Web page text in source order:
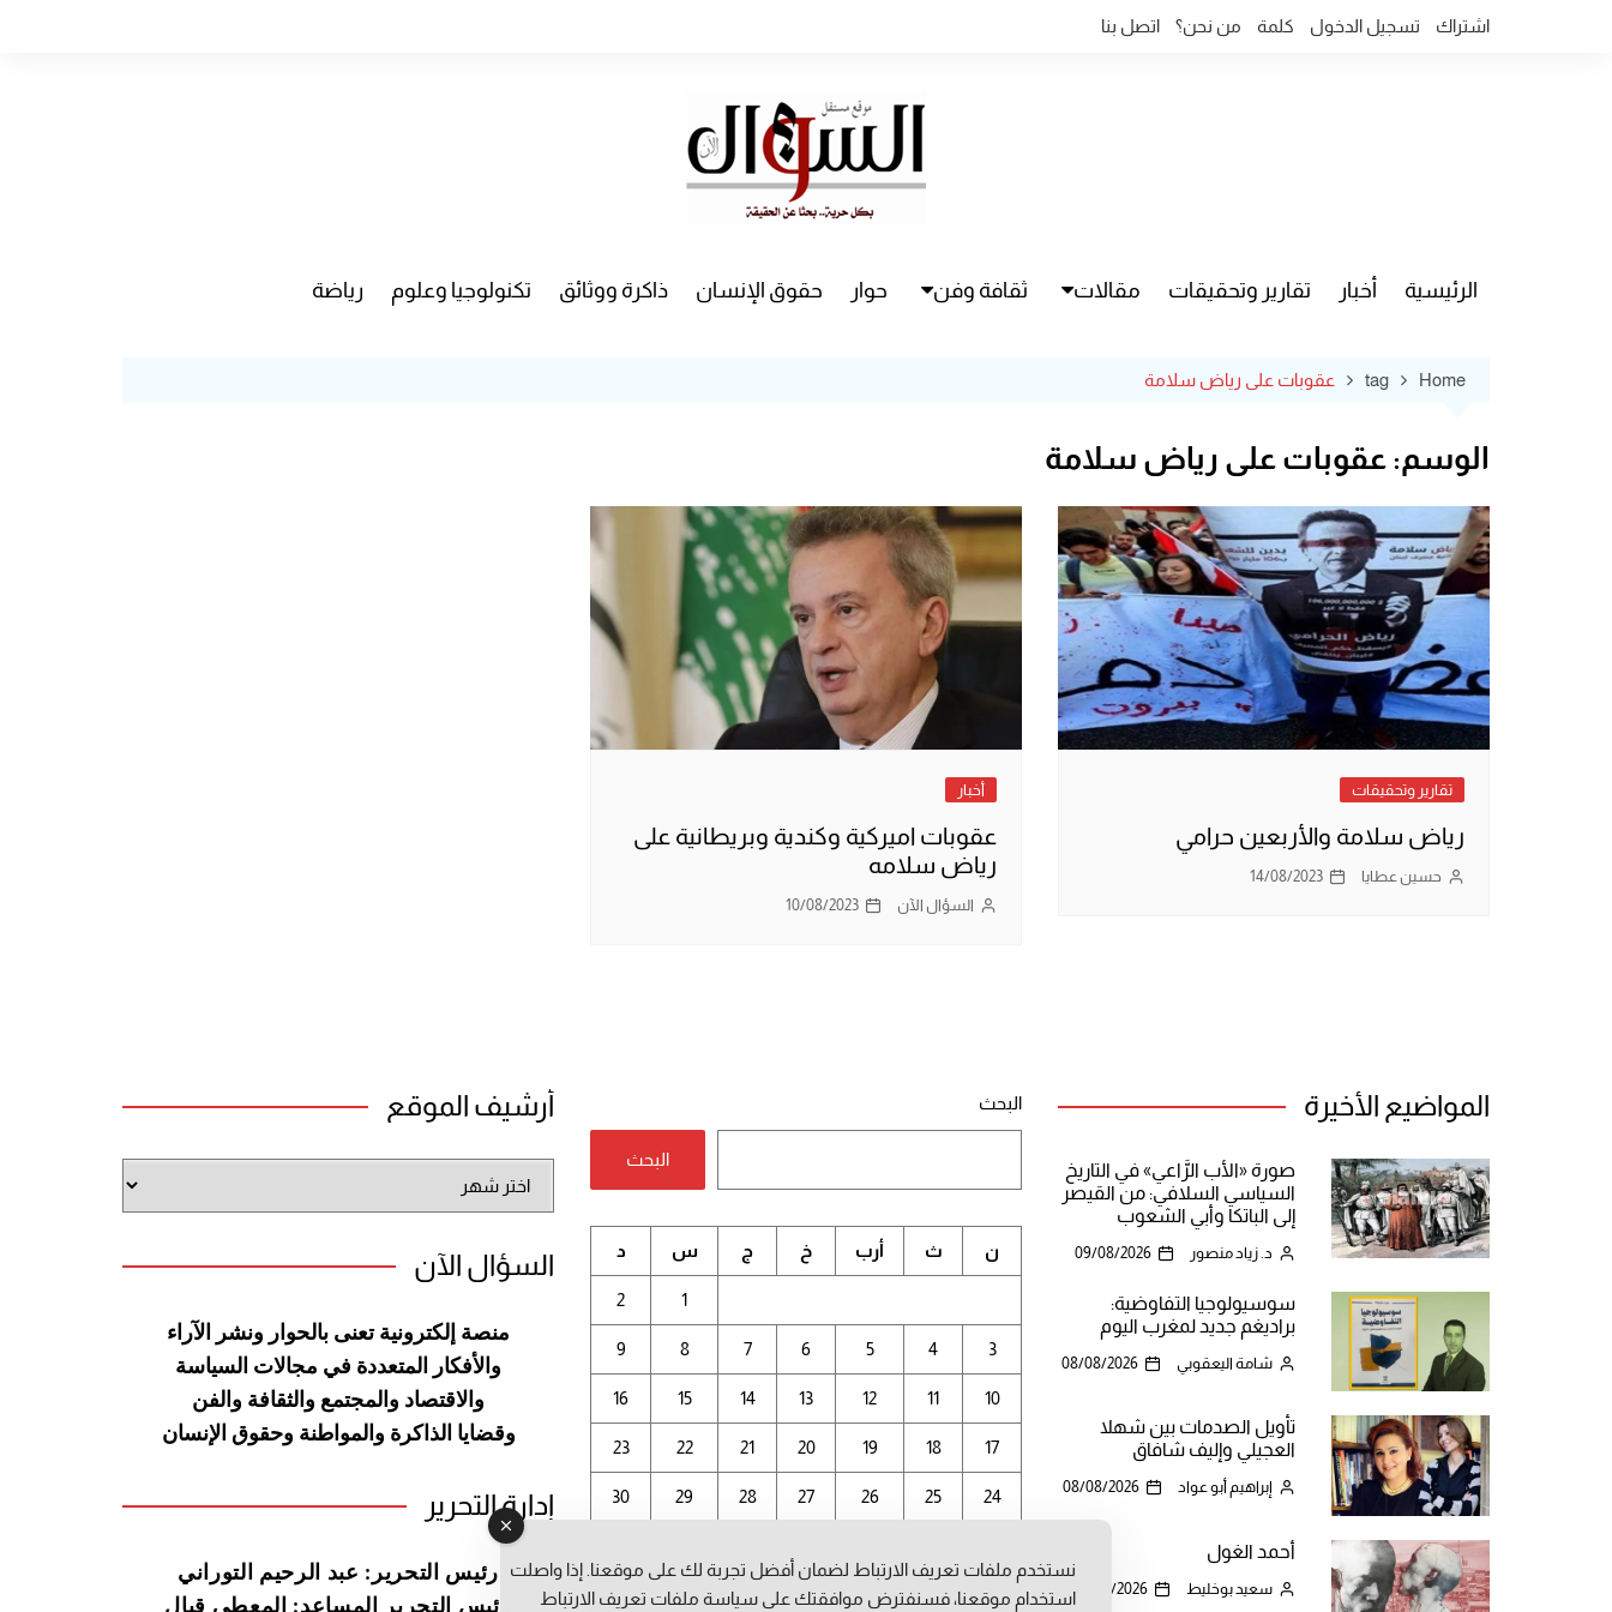
اشتراك تسجيل الدخول كلمة من نحن؟ اتصل بنا
الرئيسية أخبار تقارير وتحقيقات مقالات ثقافة وفن حوار حقوق الإنسان ذاكرة ووثائق تكنولوجيا وعلوم رياضة
Home
tag عقوبات على رياض سلامة
الوسم: عقوبات على رياض سلامة
تقارير وتحقيقات
رياض سلامة والأربعين حرامي
حسين عطايا 14/08/2023
أخبار
عقوبات اميركية وكندية وبريطانية على
رياض سلامه
السؤال الآن 10/08/2023
المواضيع الأخيرة
صورة «الأب الرَّاعي» في التاريخ
السياسي السلافي: من القيصر
إلى الباتكا وأبي الشعوب
د. زياد منصور 09/08/2026
سوسيولوجيا التفاوضية:
براديغم جديد لمغرب اليوم
شامة اليعقوبي 08/08/2026
تأويل الصدمات بين شهلا
العجيلي وإليف شافاق
إبراهيم أبو عواد 08/08/2026
أحمد الغول
سعيد بوخليط 08/08/2026
البحث
البحث
أغسطس 2026
ن ث أرب خ ج س د
1
2
3
4
5
6
7
8
9
10
11
12
13
14
15
16
17
18
19
20
21
22
23
24
25
26
27
28
29
30
أرشيف الموقع
الموقع
السؤال الآن
منصة إلكترونية تعنى بالحوار ونشر
الآراء
والأفكار المتعددة في مجالات السياسة
والاقتصاد والمجتمع والثقافة والفن
وقضايا الذاكرة والمواطنة وحقوق الإنسان
إدارة التحرير
رئيس التحرير: عبد الرحيم التوراني
رئيس التحرير المساعد: المعطي قبال
نستخدم ملفات تعريف الارتباط لضمان أفضل تجربة لك على موقعنا. إذا واصلت
استخدام موقعنا، فسنفترض موافقتك على سياسة ملفات تعريف الارتباط